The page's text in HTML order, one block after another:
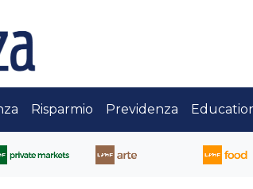
Risparmio Previdenza